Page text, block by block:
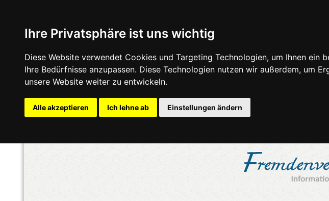
Ihre Privatsphäre ist uns wichtig
Diese Website verwendet Cookies und Targeting Technologien, um Ihnen ein
Ihre Bedürfnisse anzupassen. Diese Technologien nutzen wir außerdem, um
unsere Website weiter zu entwickeln.
Alle akzeptieren Ich lehne ab Einstellungen ändern